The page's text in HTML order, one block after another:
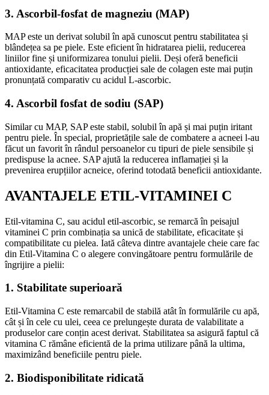
3. Ascorbil-fosfat de magneziu (MAP)
MAP este un derivat solubil în apă cunoscut pentru stabilitatea și
blândețea sa pe piele. Este eficient în hidratarea pielii, reducerea
liniilor fine și uniformizarea tonului pielii. Deși oferă beneficii
antioxidante, eficacitatea producției sale de colagen este mai puțin
pronunțată comparativ cu acidul L-ascorbic.
4. Ascorbil fosfat de sodiu (SAP)
Similar cu MAP, SAP este stabil, solubil în apă și mai puțin iritant
pentru piele. În special, proprietățile sale de combatere a acneei l-au
făcut un favorit în rândul persoanelor cu tipuri de piele sensibile și
predispuse la acnee. SAP ajută la reducerea inflamației și la
prevenirea erupțiilor acneice, oferind totodată beneficii antioxidante.
AVANTAJELE ETIL-VITAMINEI C
Etil-vitamina C, sau acidul etil-ascorbic, se remarcă în peisajul
vitaminei C prin combinația sa unică de stabilitate, eficacitate și
compatibilitate cu pielea. Iată câteva dintre avantajele cheie care fac
din Etil-Vitamina C o alegere convingătoare pentru formulările de
îngrijire a pielii:
1. Stabilitate superioară
Etil-Vitamina C este remarcabil de stabilă atât în formulările cu apă,
cât și în cele cu ulei, ceea ce prelungește durata de valabilitate a
produselor care conțin acest derivat. Stabilitatea sa asigură faptul că
vitamina C rămâne eficientă de la prima utilizare până la ultima,
maximizând beneficiile pentru piele.
2. Biodisponibilitate ridicată